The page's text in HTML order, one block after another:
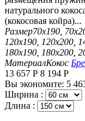
натурального
(кокосовая койра)...
Размер70х190,
120х190, 120х200,
180х190, 180х200,
МатериалКокос
13 657 Р 8 194 Р
Вы экономите: 5
Ширина :
Длина :